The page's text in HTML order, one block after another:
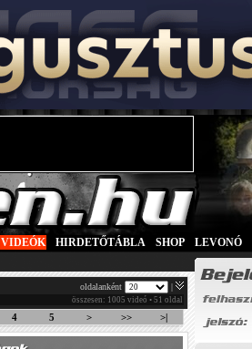
VIDEÓK HIRDETŐTÁBLA SHOP LEVONÓ
oldalanként |
összesen: 1005 videó • 51 oldal
4 5 > >> >|